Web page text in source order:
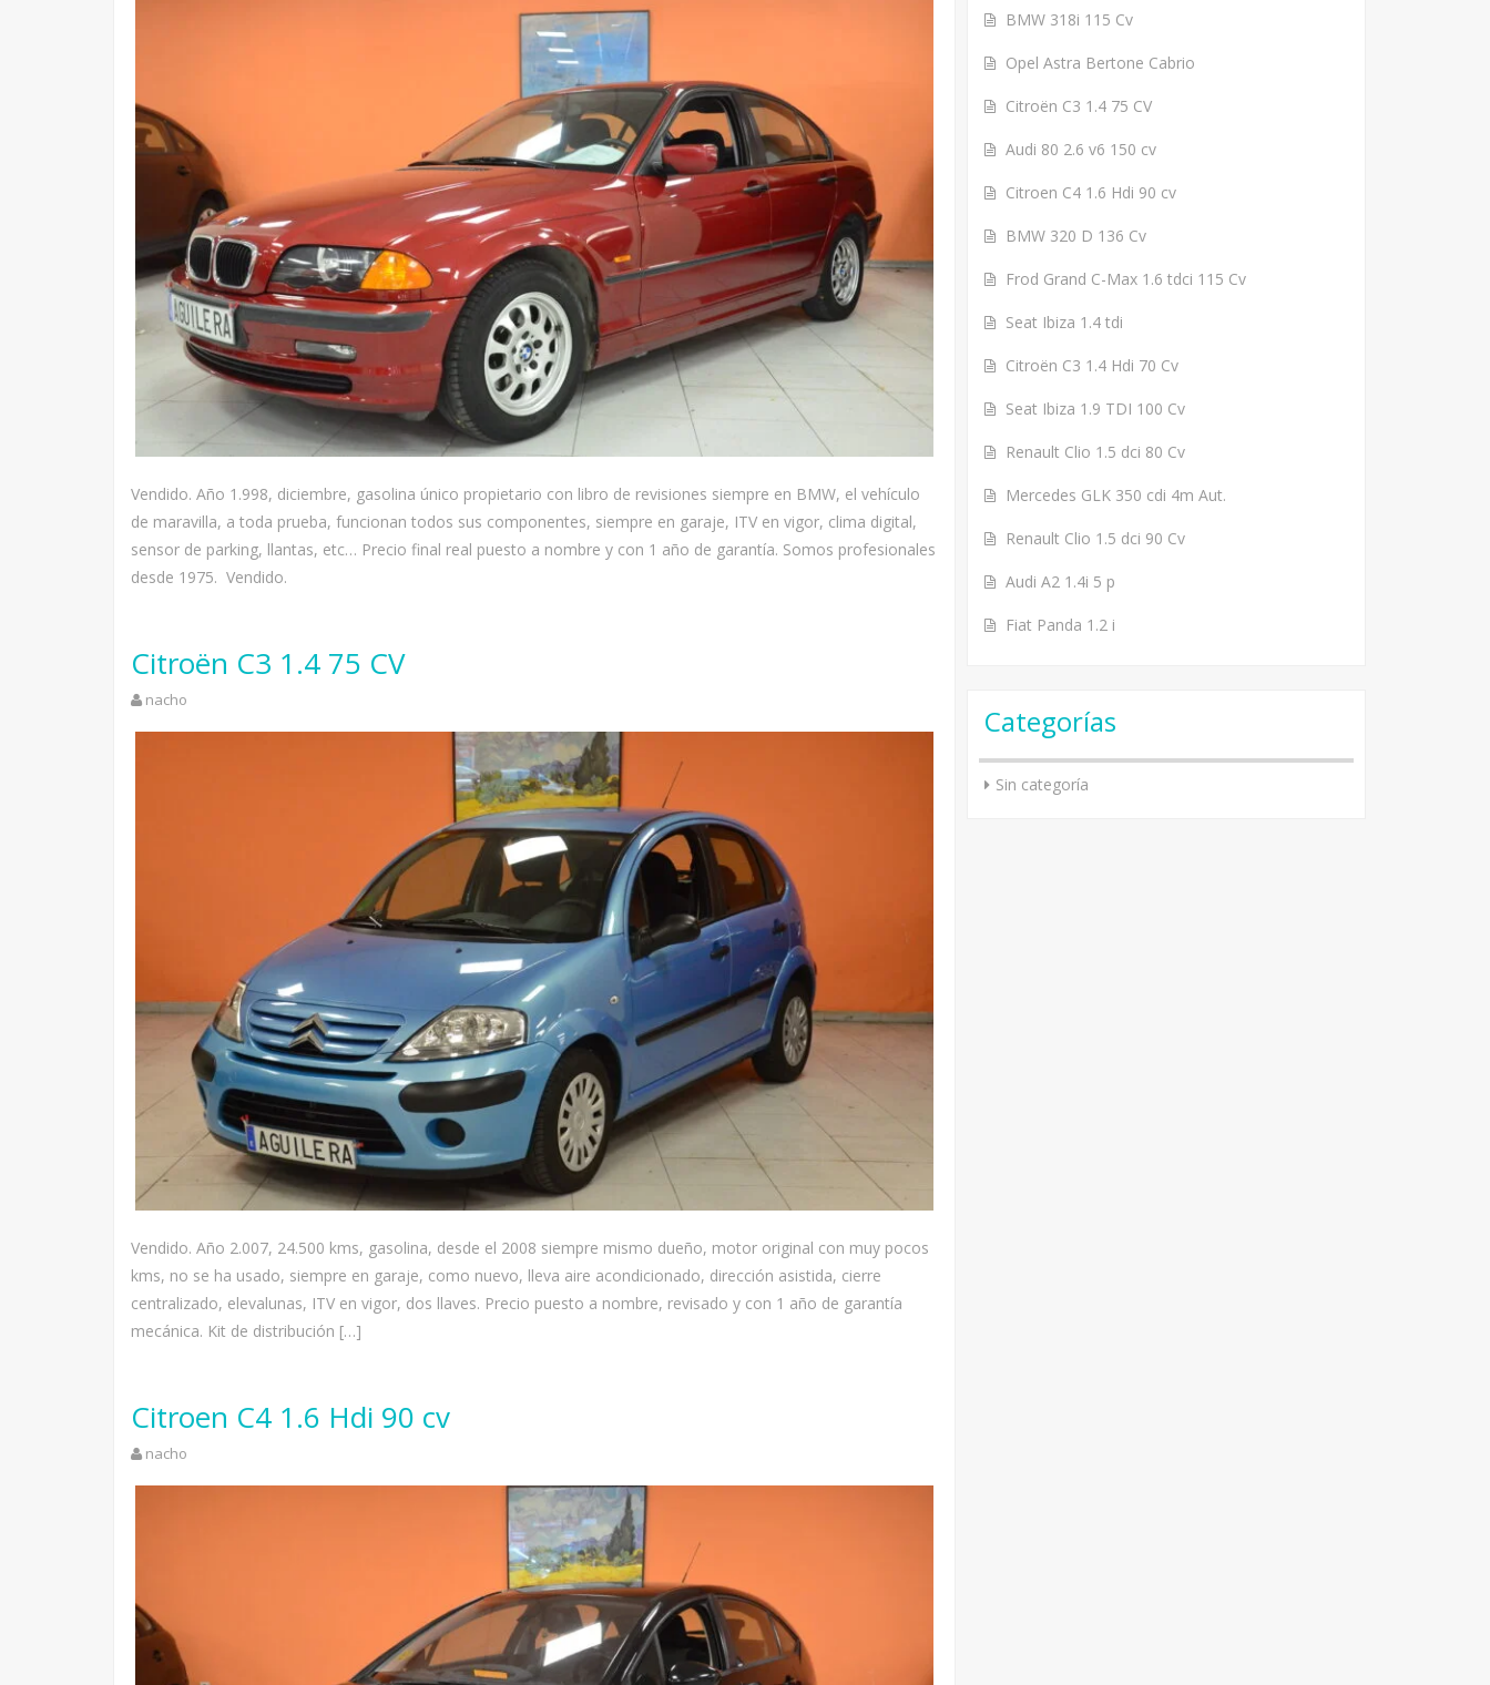
Vendido. Año 1.998, diciembre, gasolina único propietario con libro de revisiones siempre en BMW, el vehículo
de maravilla, a toda prueba, funcionan todos sus componentes, siempre en garaje, ITV en vigor, clima digital,
sensor de parking, llantas, etc… Precio final real puesto a nombre y con 1 año de garantía. Somos profesionales
desde 1975. Vendido.
Citroën C3 1.4 75 CV
nacho
Vendido. Año 2.007, 24.500 kms, gasolina, desde el 2008 siempre mismo dueño, motor original con muy pocos
kms, no se ha usado, siempre en garaje, como nuevo, lleva aire acondicionado, dirección asistida, cierre
centralizado, elevalunas, ITV en vigor, dos llaves. Precio puesto a nombre, revisado y con 1 año de garantía
mecánica. Kit de distribución […]
Citroen C4 1.6 Hdi 90 cv
nacho
BMW 318i 115 Cv
Opel Astra Bertone Cabrio
Citroën C3 1.4 75 CV
Audi 80 2.6 v6 150 cv
Citroen C4 1.6 Hdi 90 cv
BMW 320 D 136 Cv
Frod Grand C-Max 1.6 tdci 115 Cv
Seat Ibiza 1.4 tdi
Citroën C3 1.4 Hdi 70 Cv
Seat Ibiza 1.9 TDI 100 Cv
Renault Clio 1.5 dci 80 Cv
Mercedes GLK 350 cdi 4m Aut.
Renault Clio 1.5 dci 90 Cv
Audi A2 1.4i 5 p
Fiat Panda 1.2 i
Categorías
Sin categoría